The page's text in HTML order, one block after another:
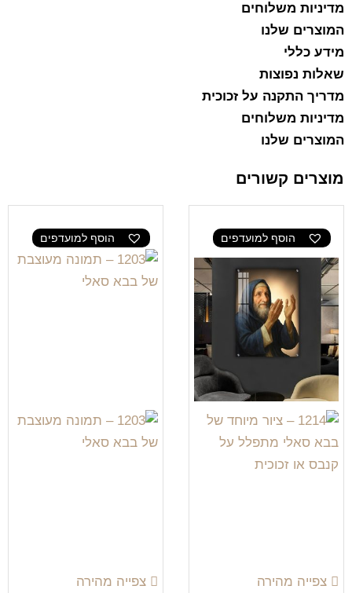
מדיניות משלוחים
המוצרים שלנו
מידע כללי
שאלות נפוצות
מדריך התקנה על זכוכית
מדיניות משלוחים
המוצרים שלנו
מוצרים קשורים
הוסף למועדפים
צפייה מהירה
הוסף למועדפים
צפייה מהירה